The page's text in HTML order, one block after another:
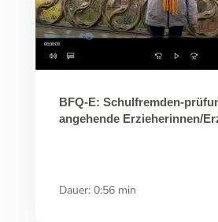
BFQ-E: Schulfremden-
angehende Erzieherinnen/
Dauer: 0:56 min